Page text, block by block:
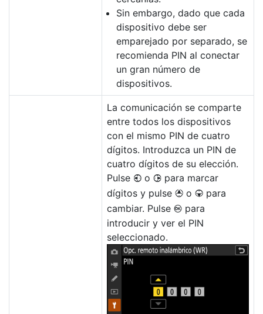
Sin embargo, dado que cada
dispositivo debe ser
emparejado por separado, se
recomienda PIN al conectar
un gran número de
dispositivos.
La comunicación se comparte
entre todos los dispositivos
con el mismo PIN de cuatro
dígitos. Introduzca un PIN de
cuatro dígitos de su elección.
Pulse 4 o 2 para marcar
dígitos y pulse 1 o 3 para
cambiar. Pulse J para
introducir y ver el PIN
seleccionado.